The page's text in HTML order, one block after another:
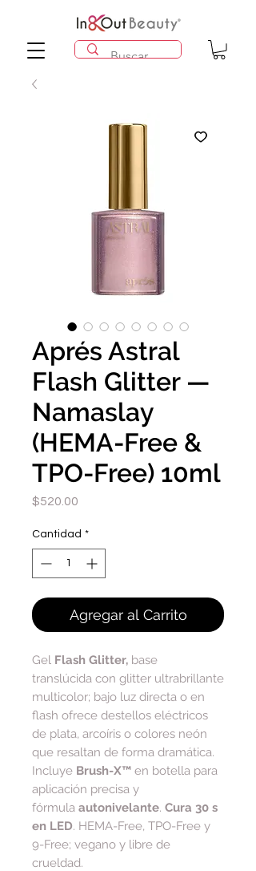
Aprés Astral
Flash Glitter —
Namaslay
(HEMA-Free &
TPO-Free) 10ml
$520.00
Cantidad *
Agregar al Carrito
Gel Flash Glitter, base
translúcida con glitter ultrabrillante
multicolor; bajo luz directa o en
flash ofrece destellos eléctricos
de plata, arcoíris o colores neón
que resaltan de forma dramática.
Incluye Brush-X™ en botella para
aplicación precisa y
fórmula autonivelante. Cura 30 s
en LED. HEMA-Free, TPO-Free y
9-Free; vegano y libre de
crueldad.